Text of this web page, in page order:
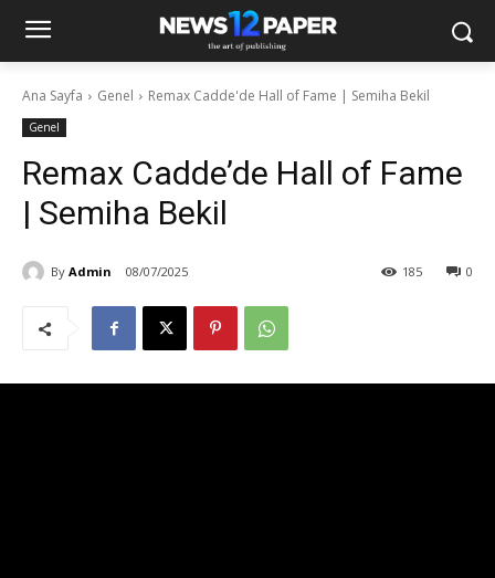
Ana Sayfa Genel Remax Cadde'de Hall of Fame | Semiha Bekil
Genel
Remax Cadde’de Hall of Fame
| Semiha Bekil
By Admin 08/07/2025 0
185